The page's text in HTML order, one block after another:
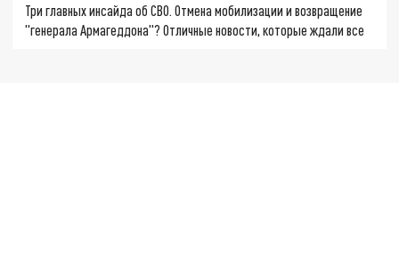
Три главных инсайда об СВО. Отмена мобилизации и возвращение
"генерала Армагеддона"? Отличные новости, которые ждали все